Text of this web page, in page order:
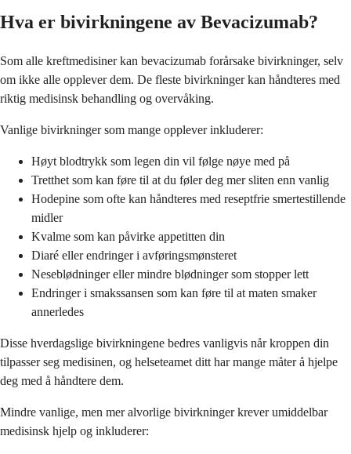
Hva er bivirkningene av Bevacizumab?
Som alle kreftmedisiner kan bevacizumab forårsake bivirkninger, selv
om ikke alle opplever dem. De fleste bivirkninger kan håndteres med
riktig medisinsk behandling og overvåking.
Vanlige bivirkninger som mange opplever inkluderer:
Høyt blodtrykk som legen din vil følge nøye med på
Tretthet som kan føre til at du føler deg mer sliten enn vanlig
Hodepine som ofte kan håndteres med reseptfrie smertestillende
midler
Kvalme som kan påvirke appetitten din
Diaré eller endringer i avføringsmønsteret
Neseblødninger eller mindre blødninger som stopper lett
Endringer i smakssansen som kan føre til at maten smaker
annerledes
Disse hverdagslige bivirkningene bedres vanligvis når kroppen din
tilpasser seg medisinen, og helseteamet ditt har mange måter å hjelpe
deg med å håndtere dem.
Mindre vanlige, men mer alvorlige bivirkninger krever umiddelbar
medisinsk hjelp og inkluderer: